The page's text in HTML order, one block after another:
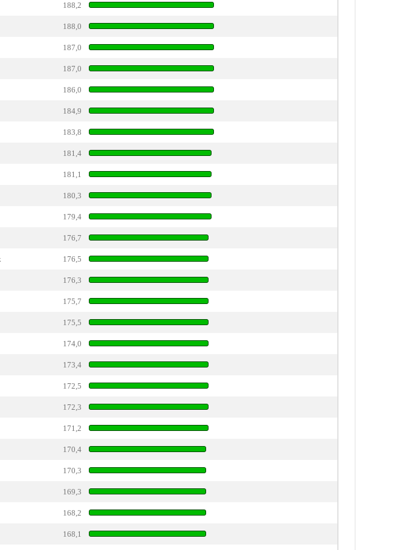
188,2
188,0
187,0
187,0
186,0
184,9
183,8
181,4
181,1
180,3
179,4
176,7
176,5
176,3
175,7
175,5
174,0
173,4
172,5
172,3
171,2
170,4
170,3
169,3
168,2
168,1